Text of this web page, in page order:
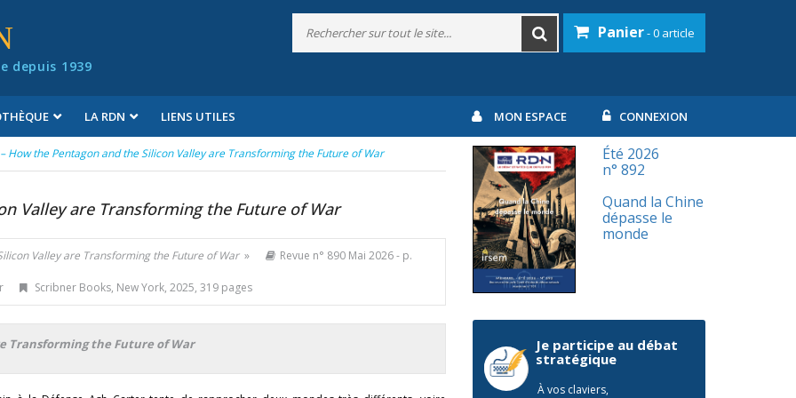
depuis 1939
Panier- 0 article
LA RDN LIENS UTILES MON ESPACE CONNEXION
How the Pentagon and the Silicon Valley are Transforming the Future of War
Valley are Transforming the Future of War
Valley are Transforming the Future of War» Revue n° 890 Mai 2026- p.
Scribner Books, New York, 2025, 319 pages
Transforming the Future of War
Été 2026
n° 892
Quand la Chine
dépasse le
monde
Je participe au débat
stratégique
À vos claviers,